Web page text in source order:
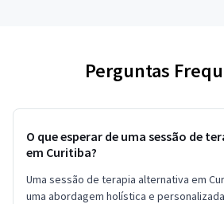
Perguntas
O que esperar de uma sessão de
em Curitiba?
Uma sessão de terapia alternativa em
uma abordagem holística e